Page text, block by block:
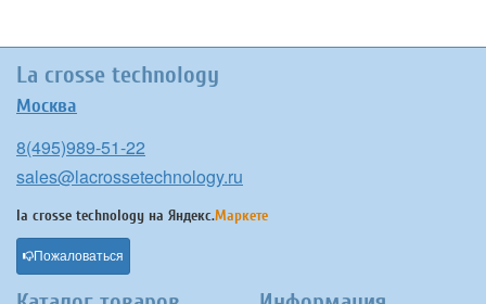
La crosse technology
Москва
8(495)989-51-22
sales@lacrossetechnology.ru
la crosse technology на Яндекс.Маркете
Пожаловаться